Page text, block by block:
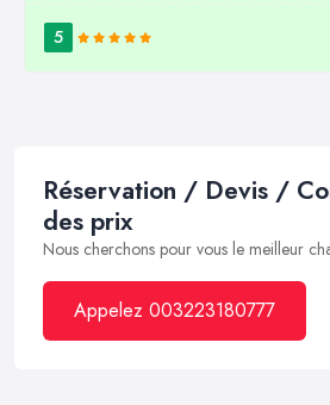
5
Réservation / Devis /
des prix
Nous cherchons pour vous le meilleur
Appelez 003223180777